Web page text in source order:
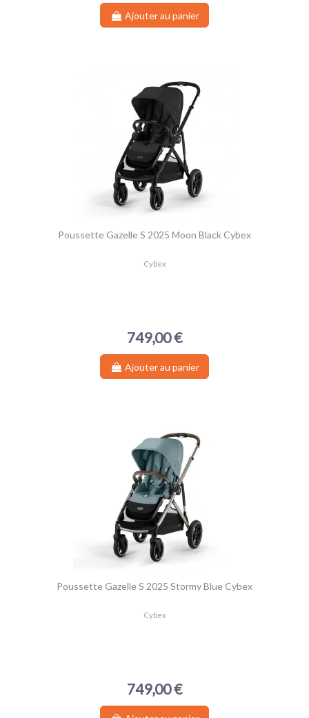
Ajouter au panier
Poussette Gazelle S 2025 Moon Black Cybex
Cybex
749,00 €
Ajouter au panier
Poussette Gazelle S 2025 Stormy Blue Cybex
Cybex
749,00 €